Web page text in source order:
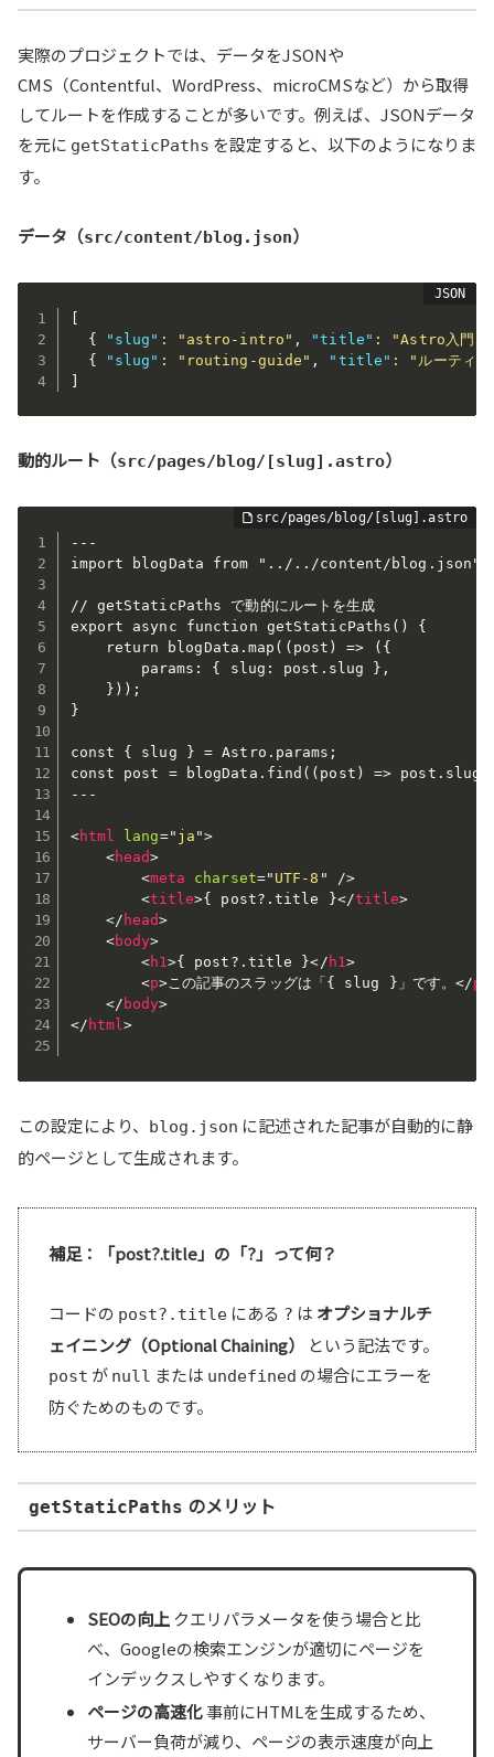
実際のプロジェクトでは、データをJSONや
CMS（Contentful、WordPress、microCMSなど）から取得
してルートを作成することが多いです。例えば、JSONデータ
を元に getStaticPaths を設定すると、以下のようになりま
す。
データ（src/content/blog.json）
[
{
"slug" : "astro-intro" , "title" : "Astro入門"
{
"slug" : "routing-guide" , "title" :
"ルーティ
]
動的ルート（src/pages/blog/[slug].astro）
---
import blogData from "../../content/blog.json";
// getStaticPaths で動的にルートを生成
export async function getStaticPaths() {
}
const { slug } = Astro.params;
const post = blogData.find((post) => post.slug
---
<html lang=" ja ">
<head>
<meta charset=" UTF-8 "
/>
<title>{ post?.title }</title>
</ head>
<body>
<h1>{ post?.title }</ h1>
<p>この記事のスラッグは「{ slug }」です。</p
</ body>
</ html>
この設定により、 blog.json に記述された記事が自動的に静
的ページとして生成されます。
補足：「post?.title」の「?」って何？
コードの post?.title にある ? は オプショナルチ
ェイニング（Optional Chaining）
という記法です。
post が null または undefined の場合にエラーを
防ぐためのものです。
getStaticPaths のメリット
SEOの向上 クエリパラメータを使う場合と比
べ、Googleの検索エンジンが適切にページを
インデックスしやすくなります。
ページの高速化事前にHTMLを生成するため、
サーバー負荷が減り、ページの表示速度が向上